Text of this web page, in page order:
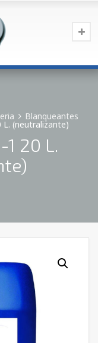
Blanqueantes
L. (neutralizante)
1 20 L.